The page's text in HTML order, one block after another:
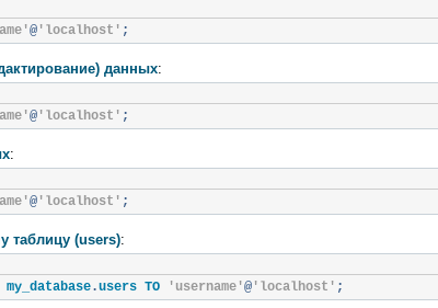
@ 'localhost' ;
данных:
@ 'localhost' ;
:
@ 'localhost' ;
таблицу (users):
my_database.users TO 'username'@ 'localhost' ;